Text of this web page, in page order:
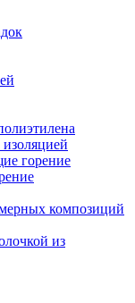
горение
композиций
из